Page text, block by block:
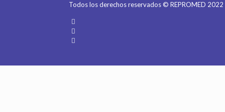
Todos los derechos reservados © REPROMED